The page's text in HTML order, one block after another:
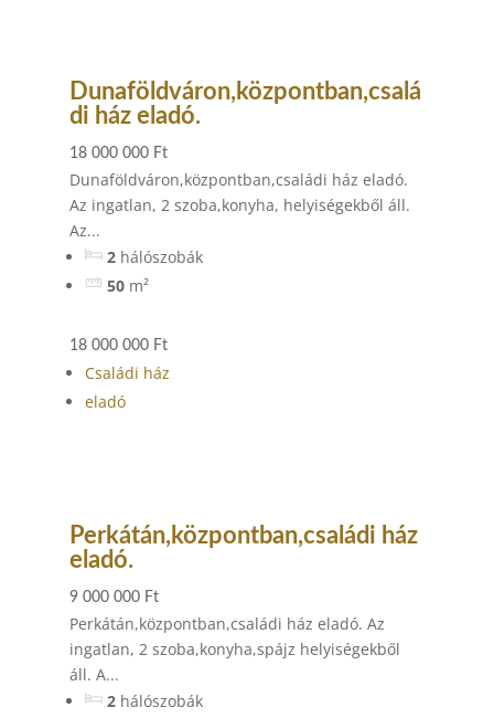
Dunaföldváron,központban,csalá
di ház eladó.
18 000 000 Ft
Dunaföldváron,központban,családi ház eladó.
Az ingatlan, 2 szoba,konyha, helyiségekből áll.
Az...
2 hálószobák
50 m²
18 000 000 Ft
Családi ház
eladó
Perkátán,központban,családi ház
eladó.
9 000 000 Ft
Perkátán,központban,családi ház eladó. Az
ingatlan, 2 szoba,konyha,spájz helyiségekből
áll. A...
2 hálószobák